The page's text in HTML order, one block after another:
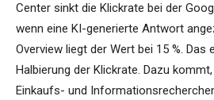
Center sinkt die Klickrate bei der
wenn eine KI-generierte Antwort
Overview liegt der Wert bei 15 %.
Halbierung der Klickrate. Dazu
Einkaufs- und